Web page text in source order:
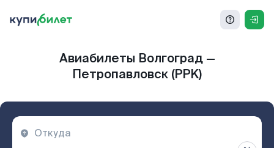
Авиабилеты Волгоград —
Петропавловск (PPK)